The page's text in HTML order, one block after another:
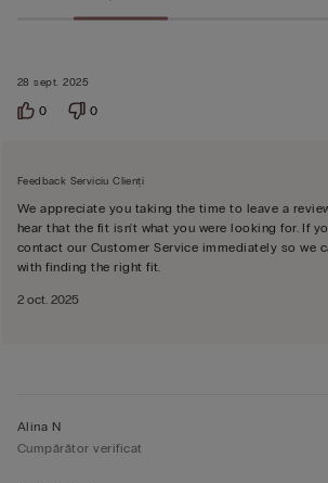
28 sept. 2025
0 0
Feedback Serviciu Clienți
We appreciate you taking the time to leave a
hear that the fit isn't what you were looking for. If
contact our Customer Service immediately so we
with finding the right fit.
2 oct. 2025
Alina N
Cumpărător verificat